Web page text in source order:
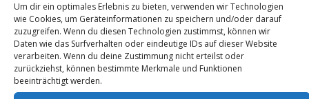
Um dir ein optimales Erlebnis zu bieten, verwenden wir Technologien
wie Cookies, um Geräteinformationen zu speichern und/oder darauf
zuzugreifen. Wenn du diesen Technologien zustimmst, können wir
Daten wie das Surfverhalten oder eindeutige IDs auf dieser Website
verarbeiten. Wenn du deine Zustimmung nicht erteilst oder
zurückziehst, können bestimmte Merkmale und Funktionen
beeinträchtigt werden.